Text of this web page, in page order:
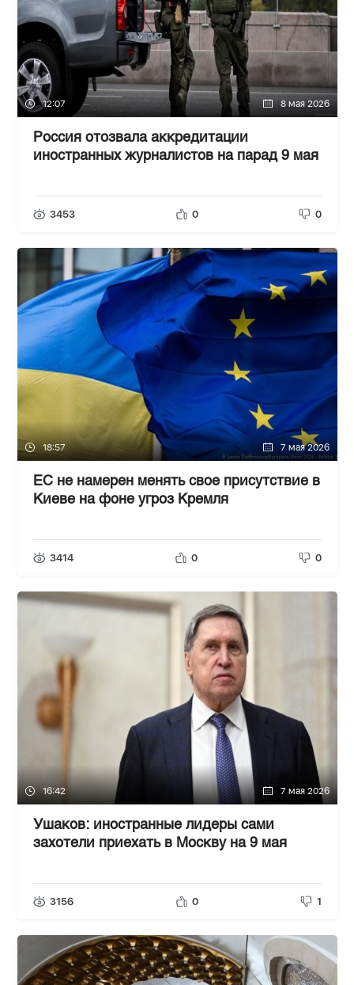
12:07 8 мая 2026
Россия отозвала аккредитации
иностранных журналистов на парад 9 мая
3453 0 0
18:57 7 мая 2026
ЕС не намерен менять свое присутствие в
Киеве на фоне угроз Кремля
3414 0 0
16:42 7 мая 2026
Ушаков: иностранные лидеры сами
захотели приехать в Москву на 9 мая
3156 0 1